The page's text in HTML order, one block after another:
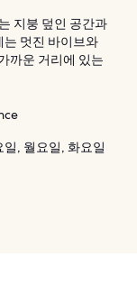
지붕 덮인 공간과
멋진 바이브와
까운 거리에 있는
, 월요일, 화요일